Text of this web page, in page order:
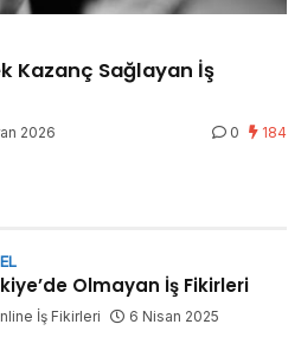
Kazanç Sağlayan İş
2026 0 184
Olmayan İş Fikirleri
İş Fikirleri 6 Nisan 2025